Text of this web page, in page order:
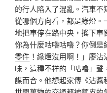
的行人陷入了混亂。汽車
從哪個方向看，都是綠燈
地把車停在路中央，搖下車
你為什麼咕嚕咕嚕？你倒是
零件 ！綠燈沒用啊！」廖
味，這種不祥的「咕嚕」
謀而合。他想起家傳《沾